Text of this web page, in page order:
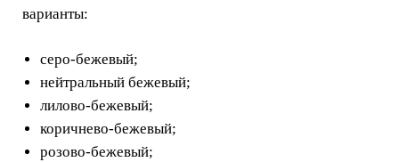
варианты:
серо-бежевый;
нейтральный бежевый;
лилово-бежевый;
коричнево-бежевый;
розово-бежевый;